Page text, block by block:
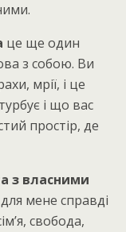
це ще один
з собою. Ви
мрії, і це
і що вас
простір, де
з власними
мене справді
свобода,